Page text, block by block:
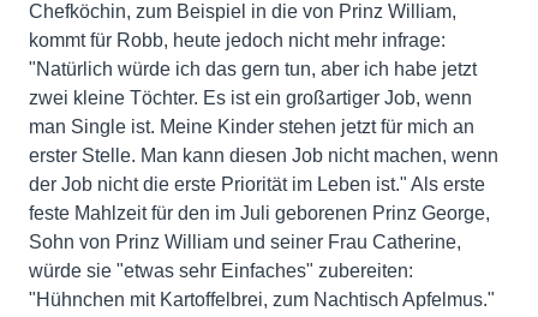
Chefköchin, zum Beispiel in die von Prinz William,
kommt für Robb, heute jedoch nicht mehr infrage:
"Natürlich würde ich das gern tun, aber ich habe jetzt
zwei kleine Töchter. Es ist ein großartiger Job, wenn
man Single ist. Meine Kinder stehen jetzt für mich an
erster Stelle. Man kann diesen Job nicht machen, wenn
der Job nicht die erste Priorität im Leben ist." Als erste
feste Mahlzeit für den im Juli geborenen Prinz George,
Sohn von Prinz William und seiner Frau Catherine,
würde sie "etwas sehr Einfaches" zubereiten:
"Hühnchen mit Kartoffelbrei, zum Nachtisch Apfelmus."